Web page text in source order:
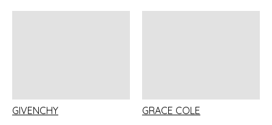
GIVENCHY GRACE COLE